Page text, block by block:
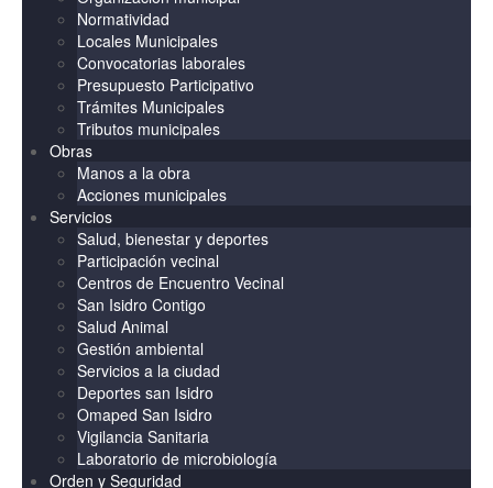
Normatividad
Locales Municipales
Convocatorias laborales
Presupuesto Participativo
Trámites Municipales
Tributos municipales
Obras
Manos a la obra
Acciones municipales
Servicios
Salud, bienestar y deportes
Participación vecinal
Centros de Encuentro Vecinal
San Isidro Contigo
Salud Animal
Gestión ambiental
Servicios a la ciudad
Deportes san Isidro
Omaped San Isidro
Vigilancia Sanitaria
Laboratorio de microbiología
Orden y Seguridad